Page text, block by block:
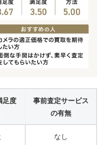
足度
事前査定サービス
の有無
なし